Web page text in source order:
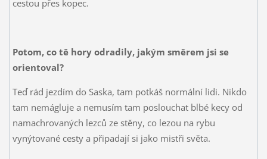
cestou přes kopec.
Potom, co tě hory odradily, jakým směrem jsi se
orientoval?
Teď rád jezdím do Saska, tam potkáš normální lidi. Nikdo
tam nemágluje a nemusím tam poslouchat blbé kecy od
namachrovaných lezců ze stěny, co lezou na rybu
vynýtované cesty a připadají si jako mistři světa.